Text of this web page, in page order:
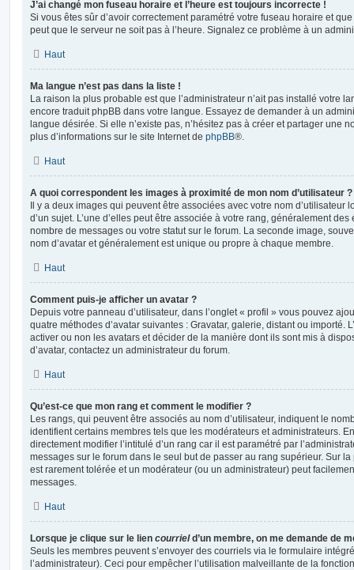
J’ai changé mon fuseau horaire et l’heure est toujours incorrecte !
Si vous êtes sûr d’avoir correctement paramétré votre fuseau horaire et
peut que le serveur ne soit pas à l’heure. Signalez ce problème à un
Haut
Ma langue n’est pas dans la liste !
La raison la plus probable est que l’administrateur n’ait pas installé votre
encore traduit phpBB dans votre langue. Essayez de demander à un
langue désirée. Si elle n’existe pas, n’hésitez pas à créer et partager une
plus d’informations sur le site Internet de phpBB®.
Haut
A quoi correspondent les images à proximité de mon nom d’utilisateur ?
Il y a deux images qui peuvent être associées avec votre nom d’utilisateur
d’un sujet. L’une d’elles peut être associée à votre rang, généralement
nombre de messages ou votre statut sur le forum. La seconde image,
nom d’avatar et généralement est unique ou propre à chaque membre.
Haut
Comment puis-je afficher un avatar ?
Depuis votre panneau d’utilisateur, dans l’onglet « profil » vous pouvez
quatre méthodes d’avatar suivantes : Gravatar, galerie, distant ou importé.
activer ou non les avatars et décider de la manière dont ils sont mis à
d’avatar, contactez un administrateur du forum.
Haut
Qu’est-ce que mon rang et comment le modifier ?
Les rangs, qui peuvent être associés au nom d’utilisateur, indiquent le
identifient certains membres tels que les modérateurs et administrateurs.
directement modifier l’intitulé d’un rang car il est paramétré par
messages sur le forum dans le seul but de passer au rang supérieur. Sur
est rarement tolérée et un modérateur (ou un administrateur) peut
messages.
Haut
Lorsque je clique sur le lien courrield’un membre, on me demande de
Seuls les membres peuvent s’envoyer des courriels via le formulaire
l’administrateur). Ceci pour empêcher l’utilisation malveillante de la